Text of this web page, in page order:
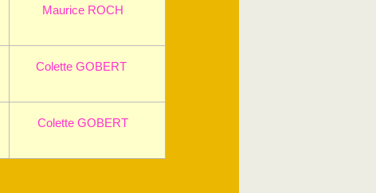
Maurice ROCH
Colette GOBERT
Colette GOBERT